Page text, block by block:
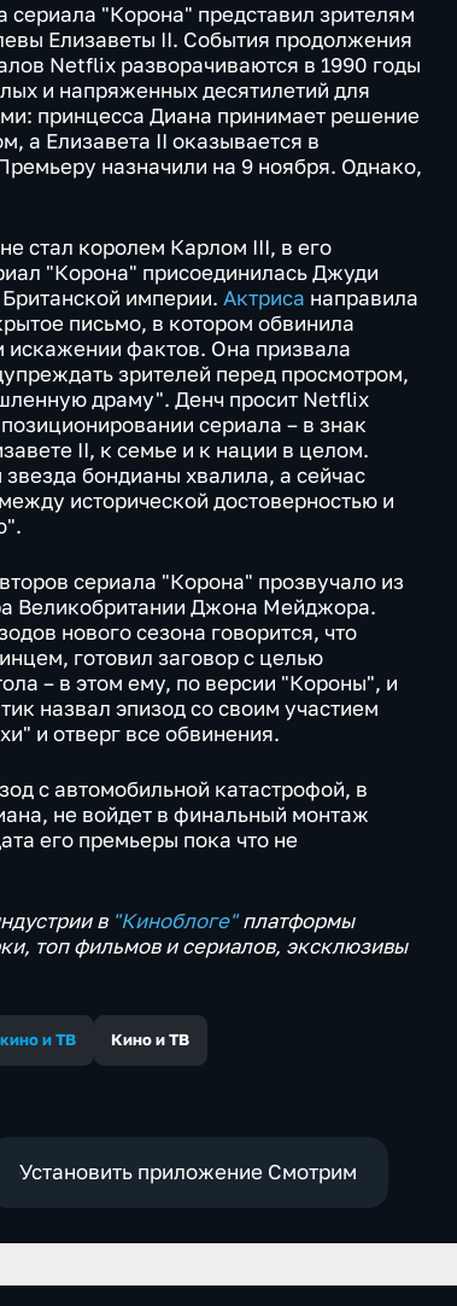
сериала "Корона" представил зрителям
Елизаветы II. События продолжения
Netflix разворачиваются в 1990 годы
и напряженных десятилетий для
принцесса Диана принимает решение
а Елизавета II оказывается в
назначили на 9 ноября. Однако,
стал королем Карлом III, в его
"Корона" присоединилась Джуди
империи. Актриса направила
письмо, в котором обвинила
фактов. Она призвала
зрителей перед просмотром,
драму". Денч просит Netflix
сериала – в знак
II, к семье и к нации в целом.
бондианы хвалила, а сейчас
исторической достоверностью и
сериала "Корона" прозвучало из
Великобритании Джона Мейджора.
нового сезона говорится, что
готовил заговор с целью
– в этом ему, по версии "Короны", и
назвал эпизод со своим участием
и отверг все обвинения.
с автомобильной катастрофой, в
не войдет в финальный монтаж
его премьеры пока что не
в "Киноблоге"платформы
топ фильмов и сериалов, эксклюзивы
и ТВ Кино и ТВ
Установить приложение Смотрим